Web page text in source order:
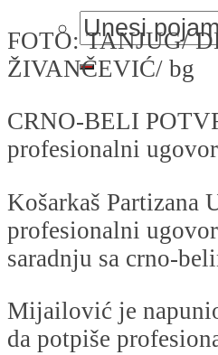
FOTO: TANJUG/
ŽIVANČEVIĆ/ bg
CRNO-BELI
profesionalni
Košarkaš Partizana
profesionalni
saradnju sa crno-
Mijailović je
da potpiše